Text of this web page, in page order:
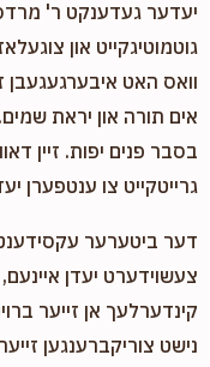
יעדער געדענקט ר'
גוטמוטיגקייט און
וואס האט איבערגעגעבן
אים תורה און יראת
בסבר פנים יפות. זיין
גרייטקייט צו ענטפערן
דער ביטערער
צעשוידערט יעדן
קינדערלעך אן זייער
נישט צוריקברענגען